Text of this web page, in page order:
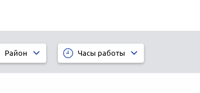
Район Часы работы